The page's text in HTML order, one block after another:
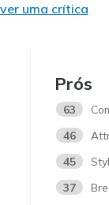
uma crítica
Prós
63
46
45
37